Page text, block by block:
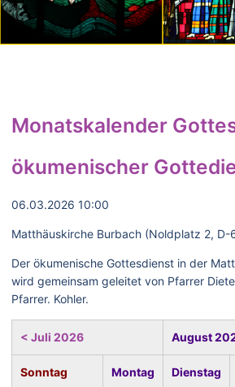
Monatskalender
ökumenischer
06.03.2026 10:00
Matthäuskirche Burbach (Noldplatz 2, D-
Der ökumenische Gottesdienst in der
wird gemeinsam geleitet von Pfarrer
Pfarrer. Kohler.
< Juli 2026 August
Sonntag Montag Dienstag